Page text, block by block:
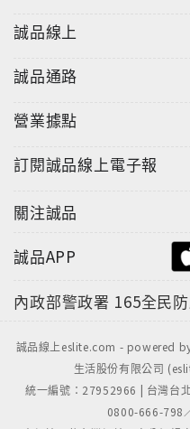
誠品線上
誠品通路
營業據點
訂閱誠品線上電子報
關注誠品
誠品APP
內政部警政署 165全民
誠品線上eslite.com - powered
生活股份有限公司
統一編號：27952966 | 台灣台
0800-666-798